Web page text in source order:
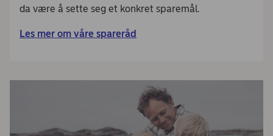
da være å sette seg et konkret sparemål.
Les mer om våre spareråd